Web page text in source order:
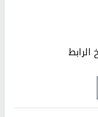
الرابط